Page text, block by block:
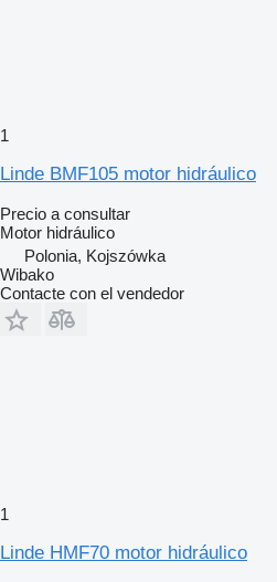
1
Linde BMF105 motor hidráulico
Precio a consultar
Motor hidráulico
Polonia, Kojszówka
Wibako
Contacte con el vendedor
1
Linde HMF70 motor hidráulico